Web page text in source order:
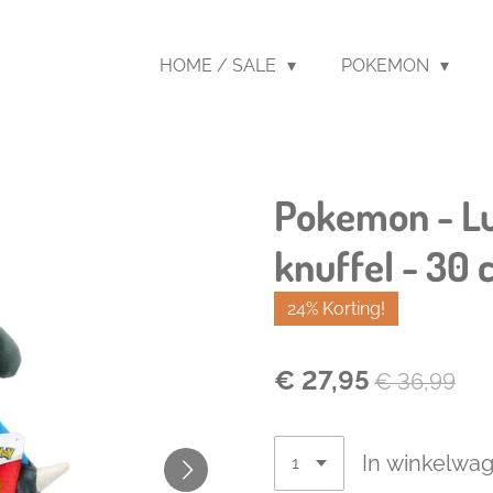
HOME / SALE POKEMON
Pokemon -
knuffel - 30
24% Korting!
€ 27,95 € 36,99
In